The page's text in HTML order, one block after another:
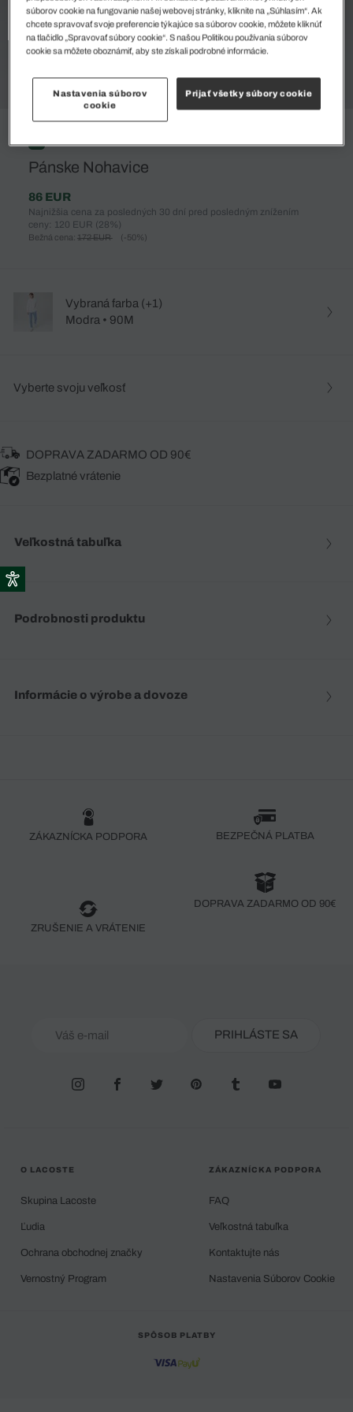
%
Pánske Nohavice
86 EUR
Najnižšia cena za posledných 30 dní pred posledným znížením
ceny: 120 EUR (28%)
Bežná cena: 172 EUR (-50%)
Vybraná farba (+1)
Modra • 90M
Vyberte svoju veľkosť
DOPRAVA ZADARMO OD 90€
Bezplatné vrátenie
Veľkostná tabuľka
Podrobnosti produktu
Informácie o výrobe a dovoze
ZÁKAZNÍCKA PODPORA BEZPEČNÁ PLATBA
ZRUŠENIE A VRÁTENIE
DOPRAVA ZADARMO OD 90€
PRIHLÁSTE SA
O LACOSTE
Skupina Lacoste
Ľudia
Ochrana obchodnej značky
Vernostný Program
ZÁKAZNÍCKA PODPORA
FAQ
Veľkostná tabuľka
Kontaktujte nás
Nastavenia Súborov Cookie
SPÔSOB PLATBY
súborov cookie na fungovanie našej webovej stránky, kliknite na „Súhlasím“. Ak
chcete spravovať svoje preferencie týkajúce sa súborov cookie, môžete kliknúť
na tlačidlo „Spravovať súbory cookie“. S našou Politikou používania súborov
cookie sa môžete oboznámiť, aby ste získali podrobné informácie.
Nastavenia súborov
cookie
Prijať všetky súbory cookie